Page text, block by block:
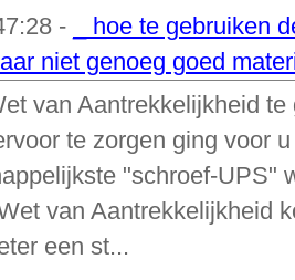
-
_ hoe te gebruiken
niet genoeg goed
van Aantrekkelijkheid
te zorgen ging voor
"schroef-UPS"
van Aantrekkelijkheid
een st...